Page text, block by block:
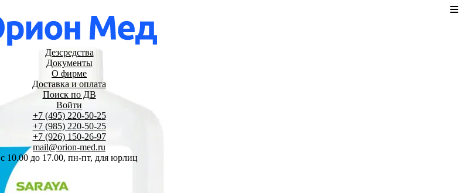
Дезсредства
Документы
О фирме
Доставка и оплата
Поиск по ДВ
Войти
+7 (495) 220-50-25
+7 (985) 220-50-25
+7 (926) 150-26-97
mail@orion-med.ru
c 10.00 до 17.00, пн-пт, для юрлиц